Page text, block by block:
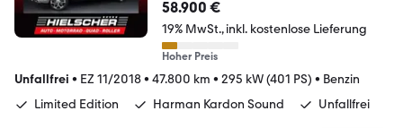
58.900 €
19% MwSt. inkl. kostenlose Lieferung
Hoher Preis
Unfallfrei • EZ 11/2018• 47.800 km • 295 kW (401 PS) • Benzin
Limited Edition
Harman Kardon Sound Unfallfrei